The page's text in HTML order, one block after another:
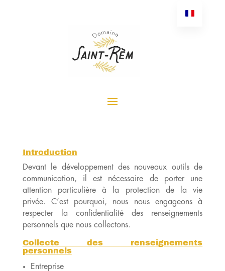
Introduction
Devant le développement des nouveaux outils de
communication, il est nécessaire de porter une
attention particulière à la protection de la vie
privée. C’est pourquoi, nous nous engageons à
respecter la confidentialité des renseignements
personnels que nous collectons.
Collecte des renseignements
personnels
Entreprise